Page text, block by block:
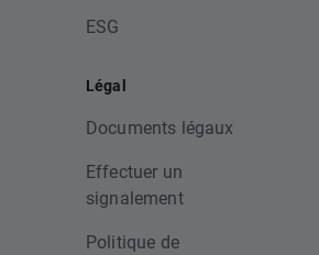
ESG
Légal
Documents légaux
Effectuer un
signalement
Politique de